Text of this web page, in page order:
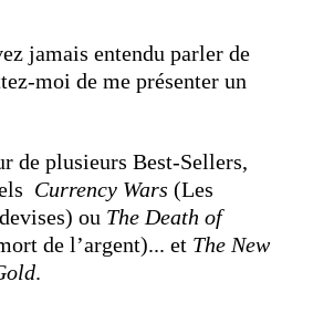
jamais entendu parler de
moi de me présenter un
de plusieurs Best-Sellers,
Currency Wars (Les
ou The Death of
de l’argent)... et The New
.